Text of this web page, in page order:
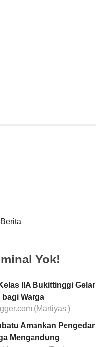
Yok!
IIA Bukittinggi Gelar
bagi Warga
(Martiyas )
Amankan Pengedar
Mengandung